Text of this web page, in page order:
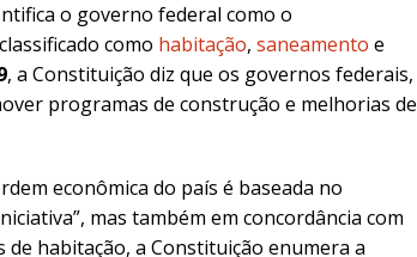
o governo federal como o
como habitação, saneamento e
, a Constituição diz que os governos federais,
programas de construção e melhorias de
econômica do país é baseada no
mas também em concordância com
de habitação, a Constituição enumera a